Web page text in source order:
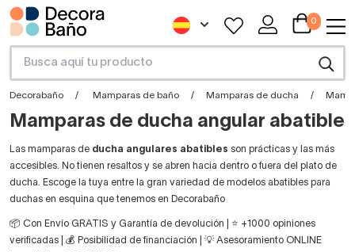
0
Decorabaño Mamparas de baño Mamparas de ducha
Mamparas de ducha angular abatible
Las mamparas de ducha angulares abatibles son prácticas y las más
accesibles. No tienen resaltos y se abren hacia dentro o fuera del plato de
ducha. Escoge la tuya entre la gran variedad de modelos abatibles para
duchas en esquina que tenemos en Decorabaño
📦 Con Envío GRATIS y Garantía de devolución | ⭐ +1000 opiniones
verificadas | 💰 Posibilidad de financiación | 💡 Asesoramiento ONLINE